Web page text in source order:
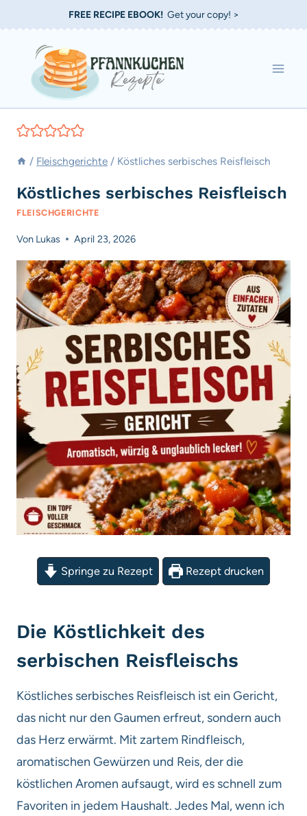
Inhalt
springen
FREE RECIPE EBOOK!Get your copy! >
/ Fleischgerichte / Köstliches serbisches Reisfleisch
Köstliches serbisches Reisfleisch
FLEISCHGERICHTE
Von Lukas April 23, 2026
Springe zu Rezept Rezept drucken
Die Köstlichkeit des
serbischen Reisfleischs
Köstliches serbisches Reisfleisch ist ein Gericht,
das nicht nur den Gaumen erfreut, sondern auch
das Herz erwärmt. Mit zartem Rindfleisch,
aromatischen Gewürzen und Reis, der die
köstlichen Aromen aufsaugt, wird es schnell zum
Favoriten in jedem Haushalt. Jedes Mal, wenn ich